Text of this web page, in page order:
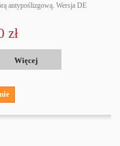
antypoślizgową. Wersja DE
zł
Więcej